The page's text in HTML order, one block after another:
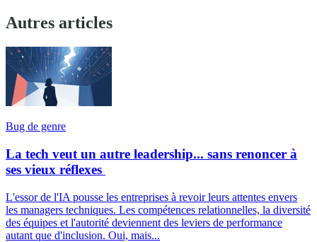
Autres articles
Bug de genre
La tech veut un autre leadership... sans renoncer à
ses vieux réflexes
L'essor de l'IA pousse les entreprises à revoir leurs attentes envers
les managers techniques. Les compétences relationnelles, la diversité
des équipes et l'autorité deviennent des leviers de performance
autant que d'inclusion. Oui, mais...